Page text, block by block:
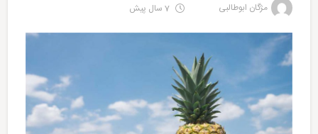
مژگان ابوطالبی 7 سال پیش